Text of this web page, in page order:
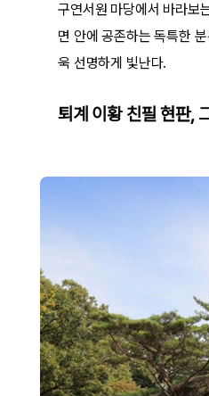
구연서원 마당에서 바라보
면 안에 공존하는 독특한
욱 선명하게 빛난다.
퇴계 이황 친필 현판,